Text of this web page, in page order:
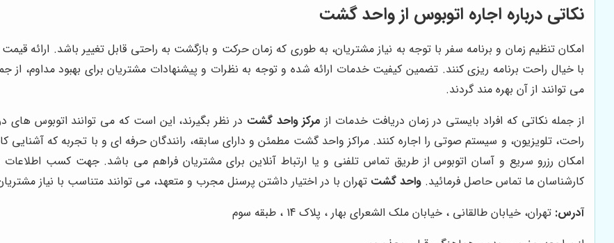
نکاتی درباره اجاره اتوبوس از واحد گشت
امکان تنظیم زمان و برنامه سفر با توجه به نیاز مشتریان، به طوری که زمان حرکت و بازگشت به راحتی قابل تغییر باشد. ارائه
با خیال راحت برنامه ریزی کنند.تضمین کیفیت خدمات ارائه شده و توجه به نظرات و پیشنهادات مشتریان برای بهبود مداوم،
می توانند از آن بهره مند گردند.
از جمله نکاتی که افراد بایستی در زمان دریافت خدمات از مرکز واحد گشت در نظر بگیرند، این است که می توانند اتوبوس
راحت، تلویزیون، و سیستم صوتی را اجاره کنند. مراکز واحد گشت مطمئن و دارای سابقه، رانندگان حرفه ای و با تجربه که آشنایی
امکان رزرو سریع و آسان اتوبوس از طریق تماس تلفنی و یا ارتباط آنلاین برای مشتریان فراهم می باشد. جهت کسب
کارشناسان ما تماس حاصل فرمائید. واحد گشت تهران با در اختیار داشتن پرسنل مجرب و متعهد، می توانند متناسب با نیاز
آدرس: تهران، خیابان طالقانی ، خیابان ملک الشعرای بهار ، پلاک 14 ، طبقه سوم